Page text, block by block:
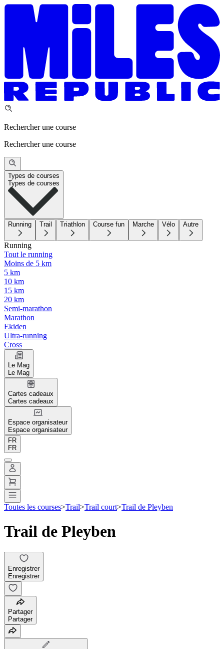
Rechercher une course
Rechercher une course
Types de courses
Types de courses
Running Trail Triathlon Course fun Marche Vélo Autre
Running
Tout le running
Moins de 5 km
5 km
10 km
15 km
20 km
Semi-marathon
Marathon
Ekiden
Ultra-running
Cross
Le Mag
Le Mag
Cartes cadeaux
Cartes cadeaux
Espace organisateur
Espace organisateur
FR
FR
Toutes les courses>Trail>Trail court>Trail de Pleyben
Trail de Pleyben
Enregistrer
Enregistrer
Partager
Partager